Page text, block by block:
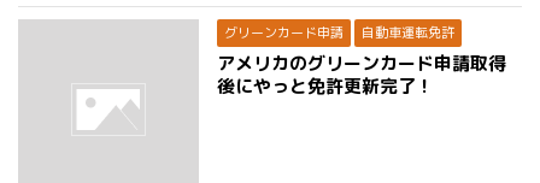
グリーンカード申請 自動車運転免許
アメリカのグリーンカード申請取得
後にやっと免許更新完了！